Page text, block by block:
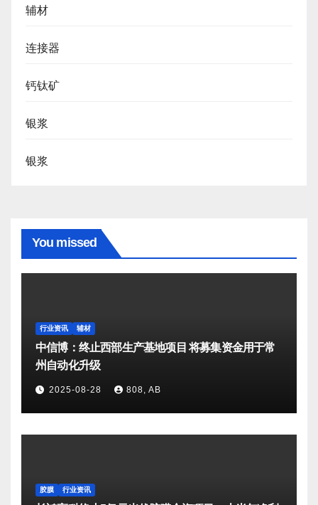
辅材
连接器
钙钛矿
银浆
银浆
You missed
行业资讯 辅材
中信博：终止西部生产基地项目 将募集资金用于常
州自动化升级
2025-08-28 808, AB
胶膜 行业资讯